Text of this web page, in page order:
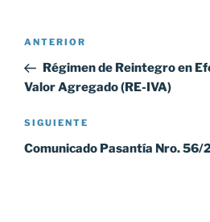
Navegación
entradas
Entrada
anterior:
ANTERIOR
Régimen de Reintegro en
Valor Agregado (RE-IVA)
Siguiente
entrada
SIGUIENTE
Comunicado Pasantía Nro. 56/